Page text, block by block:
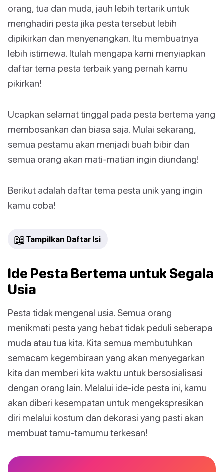
orang, tua dan muda, jauh lebih tertarik untuk
menghadiri pesta jika pesta tersebut lebih
dipikirkan dan menyenangkan. Itu membuatnya
lebih istimewa. Itulah mengapa kami menyiapkan
daftar tema pesta terbaik yang pernah kamu
pikirkan!
Ucapkan selamat tinggal pada pesta bertema yang
membosankan dan biasa saja. Mulai sekarang,
semua pestamu akan menjadi buah bibir dan
semua orang akan mati-matian ingin diundang!
Berikut adalah daftar tema pesta unik yang ingin
kamu coba!
📖 Tampilkan Daftar Isi
Ide Pesta Bertema untuk Segala
Usia
Pesta tidak mengenal usia. Semua orang
menikmati pesta yang hebat tidak peduli seberapa
muda atau tua kita. Kita semua membutuhkan
semacam kegembiraan yang akan menyegarkan
kita dan memberi kita waktu untuk bersosialisasi
dengan orang lain. Melalui ide-ide pesta ini, kamu
akan diberi kesempatan untuk mengekspresikan
diri melalui kostum dan dekorasi yang pasti akan
membuat tamu-tamumu terkesan!